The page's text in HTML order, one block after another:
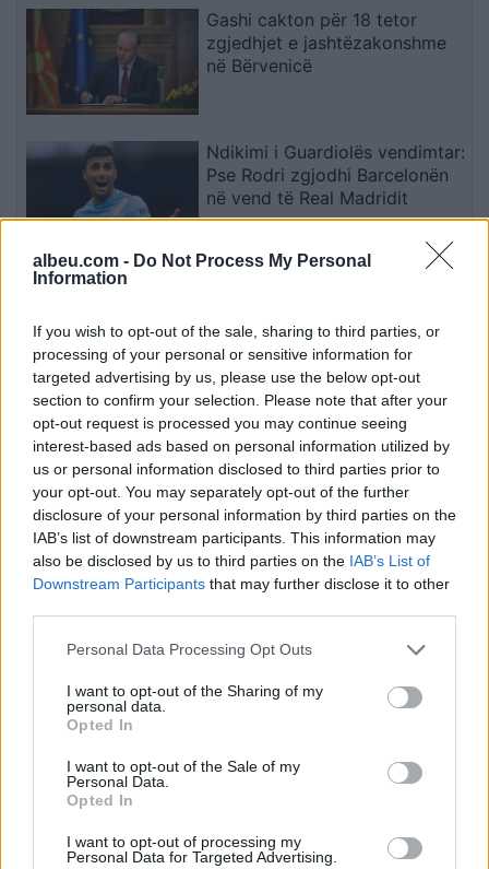
albeu.com - Do Not Process My Personal
Information
If you wish to opt-out of the sale, sharing to third parties, or
processing of your personal or sensitive information for
targeted advertising by us, please use the below opt-out
section to confirm your selection. Please note that after your
opt-out request is processed you may continue seeing
interest-based ads based on personal information utilized by
us or personal information disclosed to third parties prior to
your opt-out. You may separately opt-out of the further
disclosure of your personal information by third parties on the
IAB’s list of downstream participants. This information may
also be disclosed by us to third parties on the IAB’s List of
Downstream Participants that may further disclose it to other
Personal Data Processing Opt Outs
I want to opt-out of the Sharing of my
personal data.
Opted In
I want to opt-out of the Sale of my
Personal Data.
Opted In
I want to opt-out of processing my
Personal Data for Targeted Advertising.
Gashi cakton për 18 tetor
zgjedhjet e jashtëzakonshme
në Bërvenicë
Ndikimi i Guardiolës vendimtar:
Pse Rodri zgjodhi Barcelonën
në vend të Real Madridit
mes shumicës dhe opozitës
Esim for Global
Esim for USA|Esim for Italy| Esim for Spain|Esim